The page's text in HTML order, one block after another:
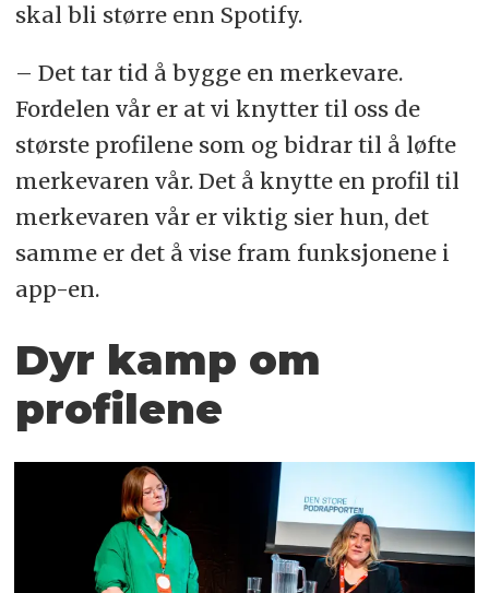
skal bli større enn Spotify.
– Det tar tid å bygge en merkevare.
Fordelen vår er at vi knytter til oss de
største profilene som og bidrar til å løfte
merkevaren vår. Det å knytte en profil til
merkevaren vår er viktig sier hun, det
samme er det å vise fram funksjonene i
app-en.
Dyr kamp om
profilene